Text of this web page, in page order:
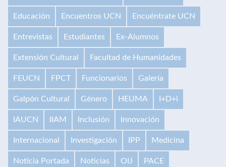
Educación Encuentros UCN Encuéntrate UCN
Entrevistas Estudiantes Ex-Alumnos
Extensión Cultural Facultad de Humanidades
FEUCN FPCT Funcionarios Galería
Galpón Cultural Género HEUMA I+D+i
IAUCN IIAM Inclusión Innovación
Internacional Investigación IPP Medicina
Noticia Portada Noticias OIJ PACE